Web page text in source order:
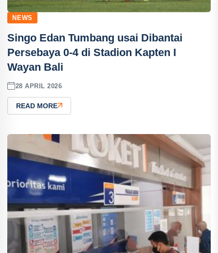
NEWS
Singo Edan Tumbang usai Dibantai
Persebaya 0-4 di Stadion Kapten I
Wayan Bali
28 APRIL 2026
READ MORE